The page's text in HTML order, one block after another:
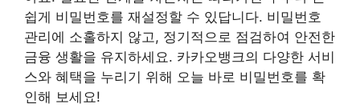
쉽게 비밀번호를 재설정할 수 있답니다. 비밀번호
관리에 소홀하지 않고, 정기적으로 점검하여 안전한
금융 생활을 유지하세요. 카카오뱅크의 다양한 서비
스와 혜택을 누리기 위해 오늘 바로 비밀번호를 확
인해 보세요!